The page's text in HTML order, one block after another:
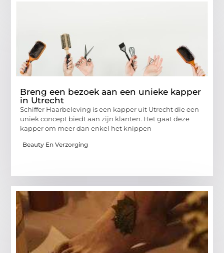
Breng een bezoek aan een unieke kapper
in Utrecht
Schiffer Haarbeleving is een kapper uit Utrecht die een
uniek concept biedt aan zijn klanten. Het gaat deze
kapper om meer dan enkel het knippen
Beauty En Verzorging